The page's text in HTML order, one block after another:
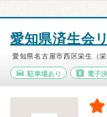
愛知県済生会
愛知県名古屋市西区栄生（
駐車場あり 電子